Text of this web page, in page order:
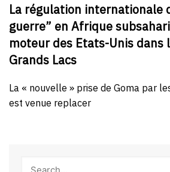
La régulation internationale
guerre” en Afrique
moteur des Etats-Unis dans
Grands Lacs
La « nouvelle » prise de Goma par
est venue replacer